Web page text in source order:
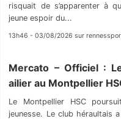
risquait de s’apparenter à
jeune espoir du...
13h46 - 03/08/2026 sur
Mercato – Officiel :
ailier au Montpellier
Le Montpellier HSC
jeunesse. Le club héraultais